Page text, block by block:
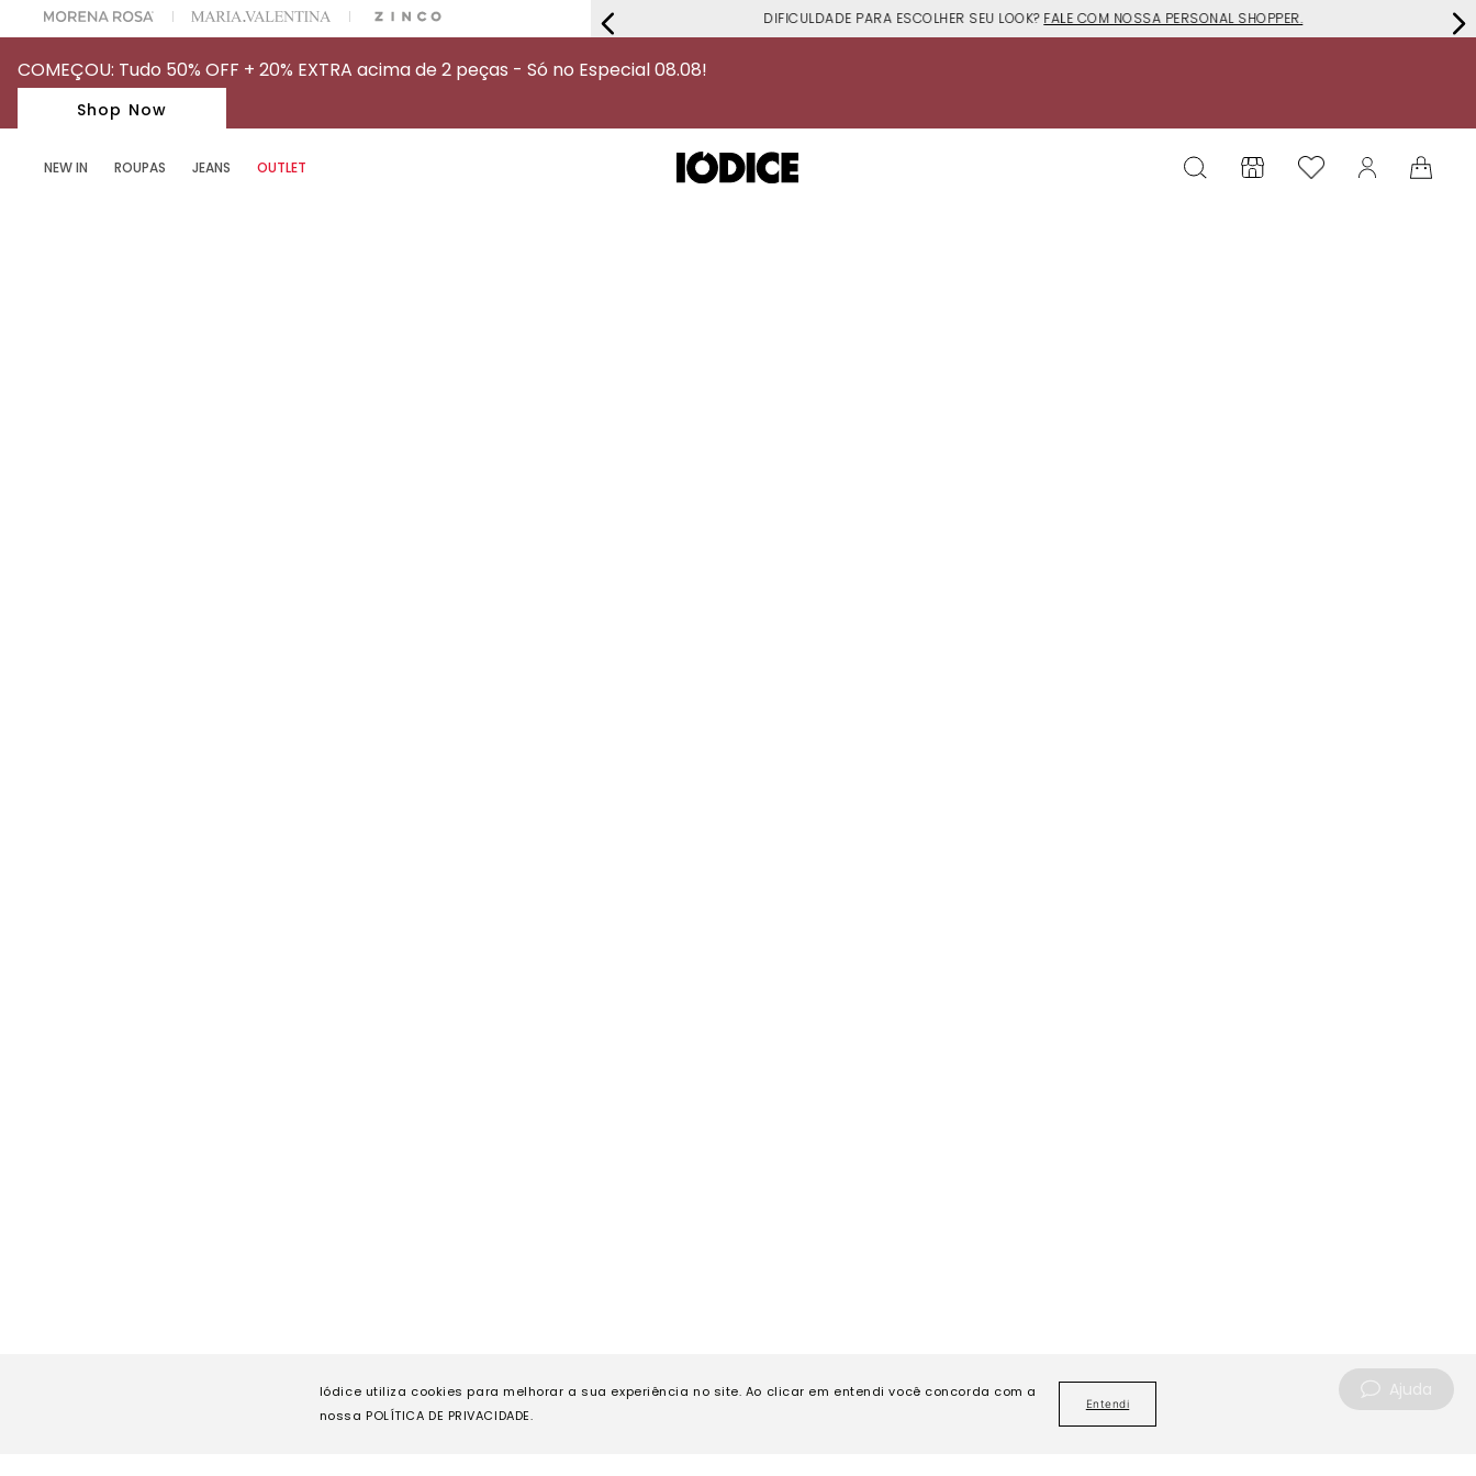
Iódice utiliza cookies para melhorar a sua experiência no site. Ao clicar em entendi você concorda com a
nossa POLÍTICA DE PRIVACIDADE.
Entendi
Ajuda
NA SUA 1° COMPRA USANDO O CUPOM: MYFIRSTIOD DIFICULDADE PARA ESCOLHER SEU LOOK? FALE COM NOSSA PERSONAL SHOPPER.
COMEÇOU: Tudo 50% OFF + 20% EXTRA acima de 2 peças - Só no Especial 08.08!
Shop Now
NEW IN ROUPAS JEANS OUTLET